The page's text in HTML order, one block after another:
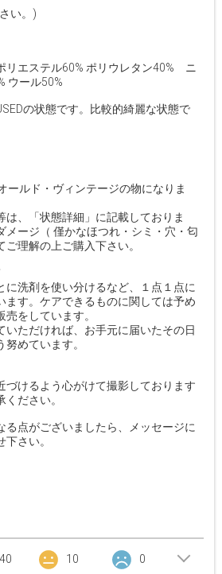
い。)
リエステル60% ポリウレタン40% ニ
ウール50%
の状態です。比較的綺麗な状態で
ールド・ヴィンテージの物になりま
は、「状態詳細」に記載しておりま
メージ（ 僅かなほつれ・シミ・穴・匂
理解の上ご購入下さい。
に洗剤を使い分けるなど、１点１点に
ます。ケアできるものに関しては予め
をしています。
いただければ、お手元に届いたその日
めています。
づけるよう心がけて撮影しております
ださい。
る点がございましたら、メッセージに
さい。
10 0